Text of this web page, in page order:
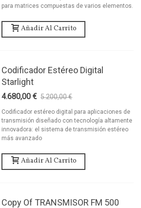
para matrices compuestas de varios elementos.
Añadir Al Carrito
Codificador Estéreo Digital
Starlight
4.680,00 € 5.200,00 €
Codificador estéreo digital para aplicaciones de
transmisión diseñado con tecnología altamente
innovadora: el sistema de transmisión estéreo
más avanzado
Añadir Al Carrito
Copy Of TRANSMISOR FM 500